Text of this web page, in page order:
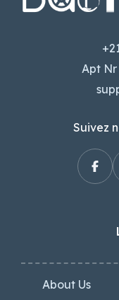
Apt Nr
Suivez
About Us